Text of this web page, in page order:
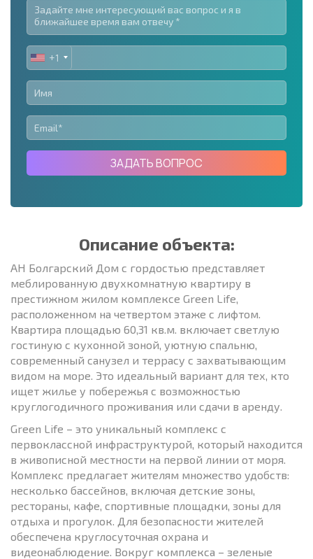
UNITED
STATES
+1
+1
ЗАДАТЬ ВОПРОС
Описание объекта:
АН Болгарский Дом с гордостью представляет
меблированную двухкомнатную квартиру в
престижном жилом комплексе Green Life,
расположенном на четвертом этаже с лифтом.
Квартира площадью 60,31 кв.м. включает светлую
гостиную с кухонной зоной, уютную спальню,
современный санузел и террасу с захватывающим
видом на море. Это идеальный вариант для тех, кто
ищет жилье у побережья с возможностью
круглогодичного проживания или сдачи в аренду.
Green Life – это уникальный комплекс с
первоклассной инфраструктурой, который находится
в живописной местности на первой линии от моря.
Комплекс предлагает жителям множество удобств:
несколько бассейнов, включая детские зоны,
рестораны, кафе, спортивные площадки, зоны для
отдыха и прогулок. Для безопасности жителей
обеспечена круглосуточная охрана и
видеонаблюдение. Вокруг комплекса – зеленые